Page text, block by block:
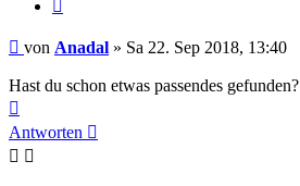
Beitrag
von Anadal » Sa 22. Sep 2018, 13:40
Hast du schon etwas passendes gefunden?
oben
Antworten